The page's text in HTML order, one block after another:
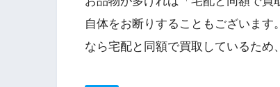
自体をお断りすることもございま
なら宅配と同額で買取しているため